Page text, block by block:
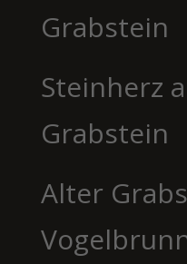
Grabstein
Steinherz
Grabstein
Alter